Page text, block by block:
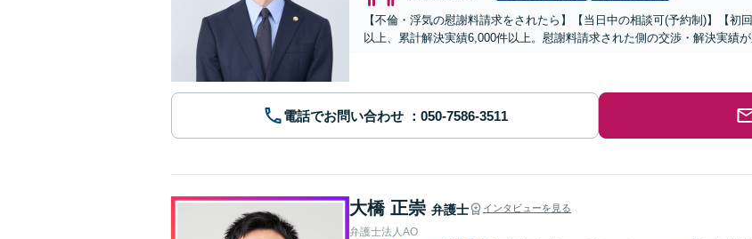
【不倫・浮気の慰謝料請求をされたら】【当日中の相談可(予約制)】【初
以上、累計解決実績6,000件以上。慰謝料請求された側の交渉・解決実績が
電話でお問い合わせ
大橋 正崇 弁護士 インタビューを見る
弁護士法人AO